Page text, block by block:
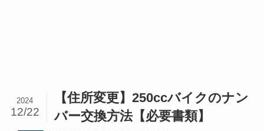
【住所変更】250ccバイクのナン
バー交換方法【必要書類】
2024
12/22